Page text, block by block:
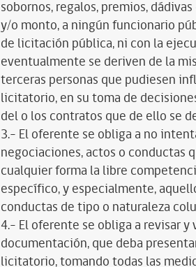
sobornos, regalos, premios,
y/o monto, a ningún funcionario
de licitación pública, ni con la
eventualmente se deriven de la
terceras personas que pudiesen
licitatorio, en su toma de
del o los contratos que de ello se
3.- El oferente se obliga a no
negociaciones, actos o conductas
cualquier forma la libre
específico, y especialmente,
conductas de tipo o naturaleza
4.- El oferente se obliga a revisar
documentación, que deba
licitatorio, tomando todas las